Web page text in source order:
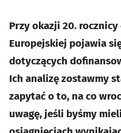
Przy okazji 20.
Europejskiej pojawia
dotyczących
Ich analizę zostawmy
zapytać o to, na co
uwagę, jeśli byśmy